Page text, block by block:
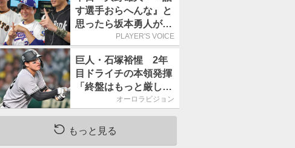
す選手おらへんな』と
思ったら坂本勇人が来
た！」／オールスター
PLAYER'S VOICE
巨人・石塚裕惺 2年
目ドライチの本領発揮
「終盤はもっと厳しい
戦いが続いていく。チ
に」／後半戦に息巻
オーロラビジョン
もっと見る